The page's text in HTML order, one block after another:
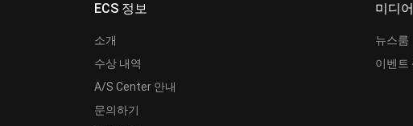
ECS 정보
소개
수상 내역
A/S Center 안내
문의하기
미디어
뉴스룸
이벤트